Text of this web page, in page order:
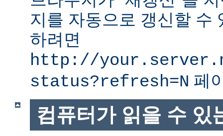
지를 자동으로 갱신할 수
하려면
http://
status?refresh=N 페
컴퓨터가 읽을 수 있